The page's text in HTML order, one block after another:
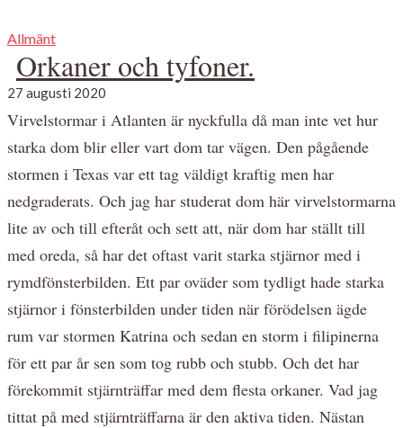
Allmänt
Orkaner och tyfoner.
27 augusti 2020
Virvelstormar i Atlanten är nyckfulla då man inte vet hur
starka dom blir eller vart dom tar vägen. Den pågående
stormen i Texas var ett tag väldigt kraftig men har
nedgraderats. Och jag har studerat dom här virvelstormarna
lite av och till efteråt och sett att, när dom har ställt till
med oreda, så har det oftast varit starka stjärnor med i
rymdfönsterbilden. Ett par oväder som tydligt hade starka
stjärnor i fönsterbilden under tiden när förödelsen ägde
rum var stormen Katrina och sedan en storm i filipinerna
för ett par år sen som tog rubb och stubb. Och det har
förekommit stjärnträffar med dem flesta orkaner. Vad jag
tittat på med stjärnträffarna är den aktiva tiden. Nästan